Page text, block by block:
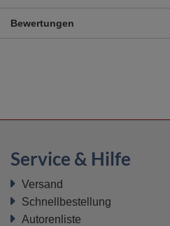
Bewertungen
Service & Hilfe
Versand
Schnellbestellung
Autorenliste